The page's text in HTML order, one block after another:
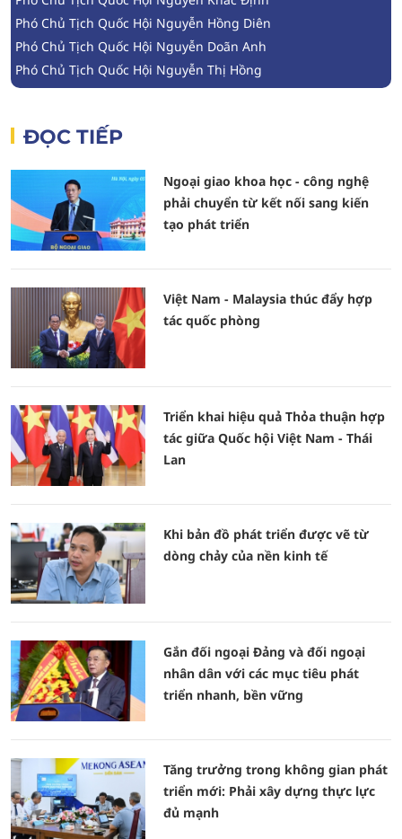
Phó Chủ Tịch Quốc Hội Nguyễn Hồng Diên
Phó Chủ Tịch Quốc Hội Nguyễn Doãn Anh
Phó Chủ Tịch Quốc Hội Nguyễn Thị Hồng
ĐỌC TIẾP
Ngoại giao khoa học - công nghệ
phải chuyển từ kết nối sang kiến
tạo phát triển
Việt Nam - Malaysia thúc đẩy hợp
tác quốc phòng
Triển khai hiệu quả Thỏa thuận hợp
tác giữa Quốc hội Việt Nam - Thái
Lan
Khi bản đồ phát triển được vẽ từ
dòng chảy của nền kinh tế
Gắn đối ngoại Đảng và đối ngoại
nhân dân với các mục tiêu phát
triển nhanh, bền vững
Tăng trưởng trong không gian phát
triển mới: Phải xây dựng thực lực
đủ mạnh